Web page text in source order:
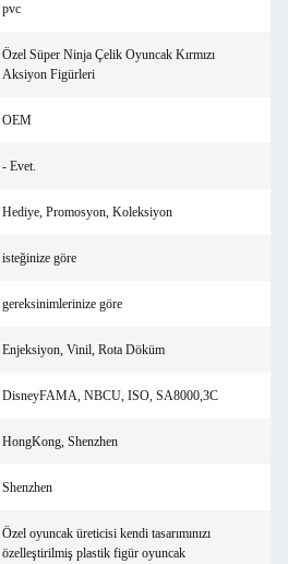
pvc
Özel Süper Ninja Çelik Oyuncak Kırmızı
Aksiyon Figürleri
OEM
- Evet.
Hediye, Promosyon, Koleksiyon
isteğinize göre
gereksinimlerinize göre
Enjeksiyon, Vinil, Rota Döküm
DisneyFAMA, NBCU, ISO, SA8000,3C
HongKong, Shenzhen
Shenzhen
Özel oyuncak üreticisi kendi tasarımınızı
özelleştirilmiş plastik figür oyuncak